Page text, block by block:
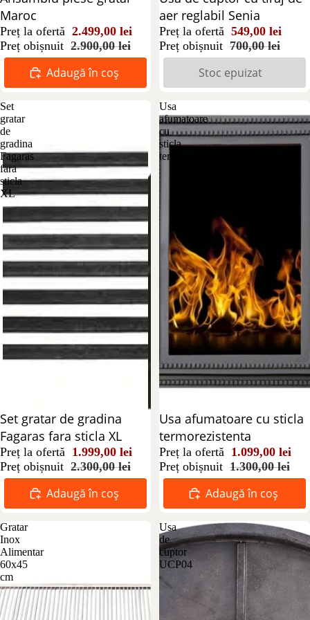
Maroc
Preț la ofertă 2.499,00 lei
Preț obișnuit 2.900,00 lei
Adaugă în coș
aer reglabil Senia
Preț la ofertă 549,00 lei
Preț obișnuit 700,00 lei
Stoc epuizat
Set
gratar
de
gradina
Fagaras
fara
sticla
XL
Reducere 13%
Set gratar de gradina
Fagaras fara sticla XL
Preț la ofertă 1.999,00 lei
Preț obișnuit 2.300,00 lei
Adaugă în coș
Usa
afumatoare
cu
sticla
termorezistenta
Reducere 15%
Usa afumatoare cu sticla
termorezistenta
Preț la ofertă 1.099,00 lei
Preț obișnuit 1.300,00 lei
Adaugă în coș
Gratar
Inox
Alimentar
60x45
cm
Usa
de
cuptor
UCP04